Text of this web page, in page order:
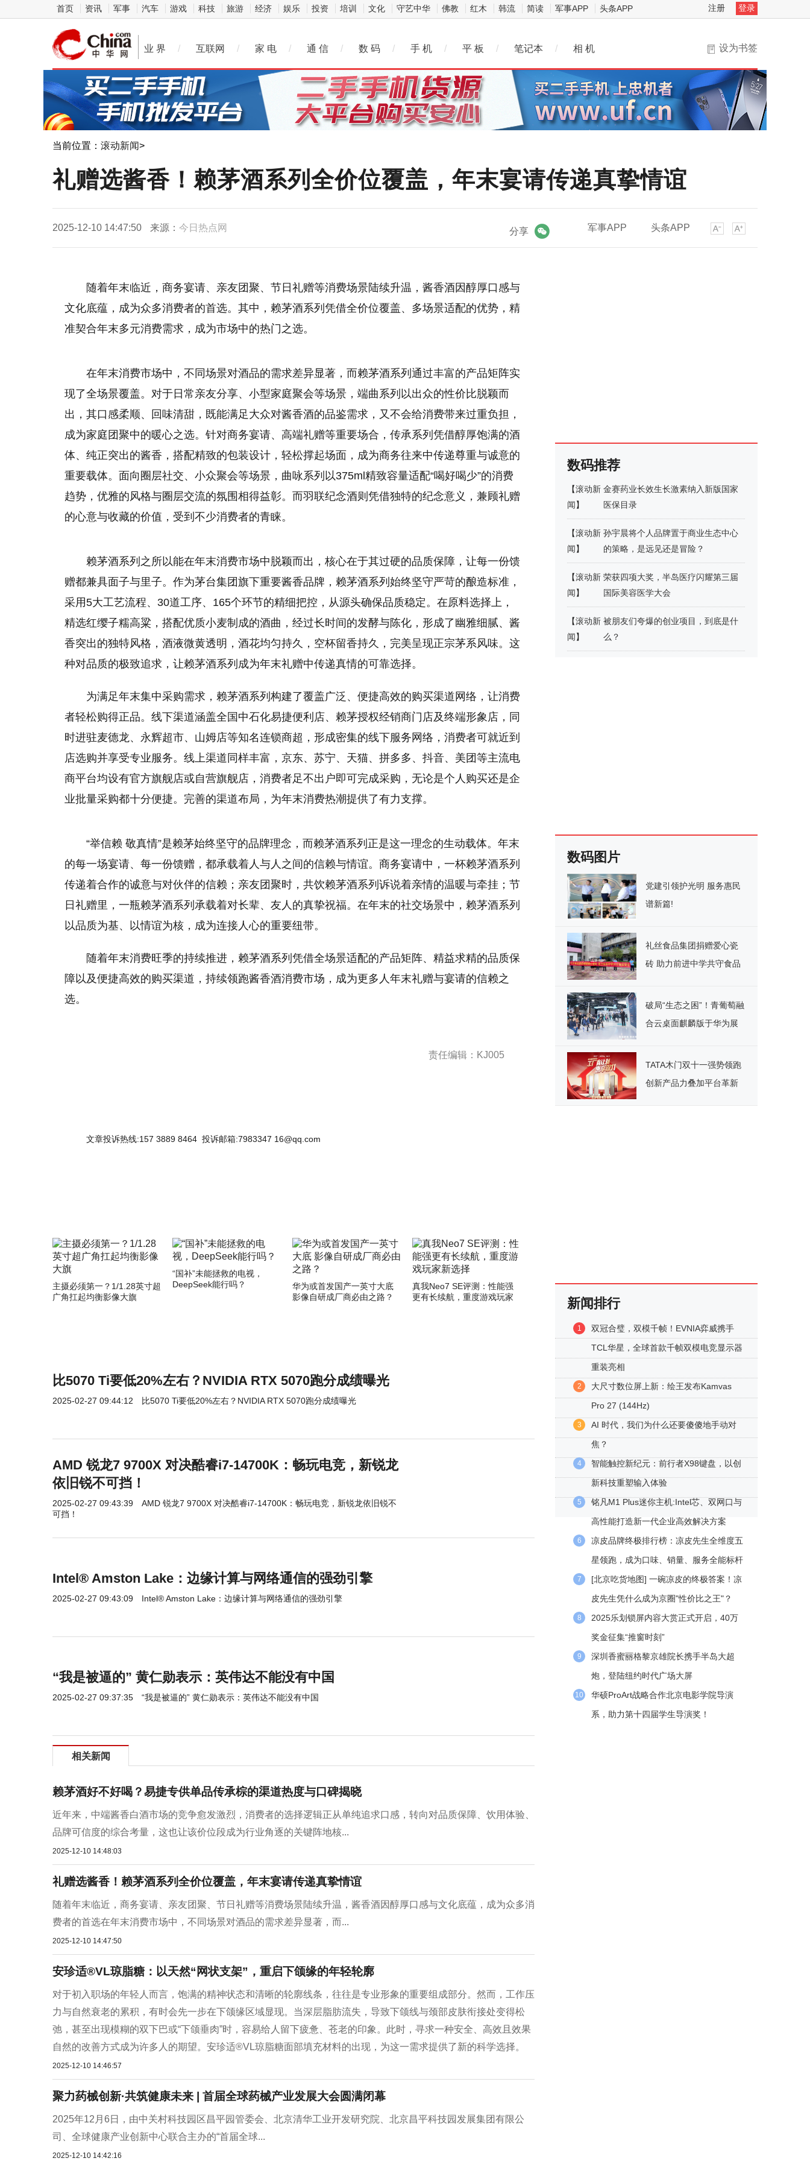
首页 资讯 军事 汽车 游戏 科技 旅游 经济 娱乐 投资 培训 文化 守艺中华 佛教 红木 韩流 简读 军事APP 头条APP 注册 登录
设为书签
业 界 / 互联网 / 家 电 / 通 信 / 数 码 / 手 机 / 平 板 / 笔记本 / 相 机
当前位置： 滚动新闻>
礼赠选酱香！赖茅酒系列全价位覆盖，年末宴请传递真挚情谊
2025-12-10 14:47:50 来源： 今日热点网 军事APP 头条APP
分享
随着年末临近，商务宴请、亲友团聚、节日礼赠等消费场景陆续升温，酱香酒因醇厚口感与
文化底蕴，成为众多消费者的首选。其中，赖茅酒系列凭借全价位覆盖、多场景适配的优势，精
准契合年末多元消费需求，成为市场中的热门之选。
在年末消费市场中，不同场景对酒品的需求差异显著，而赖茅酒系列通过丰富的产品矩阵实
现了全场景覆盖。对于日常亲友分享、小型家庭聚会等场景，端曲系列以出众的性价比脱颖而
出，其口感柔顺、回味清甜，既能满足大众对酱香酒的品鉴需求，又不会给消费带来过重负担，
成为家庭团聚中的暖心之选。针对商务宴请、高端礼赠等重要场合，传承系列凭借醇厚饱满的酒
体、纯正突出的酱香，搭配精致的包装设计，轻松撑起场面，成为商务往来中传递尊重与诚意的
重要载体。面向圈层社交、小众聚会等场景，曲咏系列以375ml精致容量适配“喝好喝少”的消费
趋势，优雅的风格与圈层交流的氛围相得益彰。而羽联纪念酒则凭借独特的纪念意义，兼顾礼赠
的心意与收藏的价值，受到不少消费者的青睐。
赖茅酒系列之所以能在年末消费市场中脱颖而出，核心在于其过硬的品质保障，让每一份馈
赠都兼具面子与里子。作为茅台集团旗下重要酱香品牌，赖茅酒系列始终坚守严苛的酿造标准，
采用5大工艺流程、30道工序、165个环节的精细把控，从源头确保品质稳定。在原料选择上，
精选红缨子糯高粱，搭配优质小麦制成的酒曲，经过长时间的发酵与陈化，形成了幽雅细腻、酱
香突出的独特风格，酒液微黄透明，酒花均匀持久，空杯留香持久，完美呈现正宗茅系风味。这
种对品质的极致追求，让赖茅酒系列成为年末礼赠中传递真情的可靠选择。
为满足年末集中采购需求，赖茅酒系列构建了覆盖广泛、便捷高效的购买渠道网络，让消费
者轻松购得正品。线下渠道涵盖全国中石化易捷便利店、赖茅授权经销商门店及终端形象店，同
时进驻麦德龙、永辉超市、山姆店等知名连锁商超，形成密集的线下服务网络，消费者可就近到
店选购并享受专业服务。线上渠道同样丰富，京东、苏宁、天猫、拼多多、抖音、美团等主流电
商平台均设有官方旗舰店或自营旗舰店，消费者足不出户即可完成采购，无论是个人购买还是企
业批量采购都十分便捷。完善的渠道布局，为年末消费热潮提供了有力支撑。
“举信赖 敬真情”是赖茅始终坚守的品牌理念，而赖茅酒系列正是这一理念的生动载体。年末
的每一场宴请、每一份馈赠，都承载着人与人之间的信赖与情谊。商务宴请中，一杯赖茅酒系列
传递着合作的诚意与对伙伴的信赖；亲友团聚时，共饮赖茅酒系列诉说着亲情的温暖与牵挂；节
日礼赠里，一瓶赖茅酒系列承载着对长辈、友人的真挚祝福。在年末的社交场景中，赖茅酒系列
以品质为基、以情谊为核，成为连接人心的重要纽带。
随着年末消费旺季的持续推进，赖茅酒系列凭借全场景适配的产品矩阵、精益求精的品质保
障以及便捷高效的购买渠道，持续领跑酱香酒消费市场，成为更多人年末礼赠与宴请的信赖之
选。
责任编辑：KJ005
文章投诉热线:157 3889 8464 投诉邮箱:7983347 16@qq.com
主摄必须第一？1/1.28英寸超
广角扛起均衡影像大旗
“国补”未能拯救的电视，
DeepSeek能行吗？
华为或首发国产一英寸大底
影像自研成厂商必由之路？
真我Neo7 SE评测：性能强
更有长续航，重度游戏玩家
比5070 Ti要低20%左右？NVIDIA RTX 5070跑分成绩曝光
2025-02-27 09:44:12 比5070 Ti要低20%左右？NVIDIA RTX 5070跑分成绩曝光
AMD 锐龙7 9700X 对决酷睿i7-14700K：畅玩电竞，新锐龙
依旧锐不可挡！
2025-02-27 09:43:39
AMD 锐龙7 9700X 对决酷睿i7-14700K：畅玩电竞，新锐龙依旧锐不
可挡！
Intel® Amston Lake：边缘计算与网络通信的强劲引擎
2025-02-27 09:43:09 Intel® Amston Lake：边缘计算与网络通信的强劲引擎
“我是被逼的” 黄仁勋表示：英伟达不能没有中国
2025-02-27 09:37:35 “我是被逼的” 黄仁勋表示：英伟达不能没有中国
相关新闻
赖茅酒好不好喝？易捷专供单品传承棕的渠道热度与口碑揭晓
近年来，中端酱香白酒市场的竞争愈发激烈，消费者的选择逻辑正从单纯追求口感，转向对品质保障、饮用体验、
品牌可信度的综合考量，这也让该价位段成为行业角逐的关键阵地核...
2025-12-10 14:48:03
礼赠选酱香！赖茅酒系列全价位覆盖，年末宴请传递真挚情谊
随着年末临近，商务宴请、亲友团聚、节日礼赠等消费场景陆续升温，酱香酒因醇厚口感与文化底蕴，成为众多消
费者的首选在年末消费市场中，不同场景对酒品的需求差异显著，而...
2025-12-10 14:47:50
安珍适®VL琼脂糖：以天然“网状支架”，重启下颌缘的年轻轮廓
对于初入职场的年轻人而言，饱满的精神状态和清晰的轮廓线条，往往是专业形象的重要组成部分。然而，工作压
力与自然衰老的累积，有时会先一步在下颌缘区域显现。当深层脂肪流失，导致下颌线与颈部皮肤衔接处变得松
弛，甚至出现模糊的双下巴或“下颌垂肉”时，容易给人留下疲惫、苍老的印象。此时，寻求一种安全、高效且效果
自然的改善方式成为许多人的期望。安珍适®VL琼脂糖面部填充材料的出现，为这一需求提供了新的科学选择。
2025-12-10 14:46:57
聚力药械创新·共筑健康未来 | 首届全球药械产业发展大会圆满闭幕
2025年12月6日，由中关村科技园区昌平园管委会、北京清华工业开发研究院、北京昌平科技园发展集团有限公
司、全球健康产业创新中心联合主办的“首届全球...
2025-12-10 14:42:16
数码推荐
【滚动新
闻】
金赛药业长效生长激素纳入新版国家
医保目录
【滚动新
闻】
孙宇晨将个人品牌置于商业生态中心
的策略，是远见还是冒险？
【滚动新
闻】
荣获四项大奖，半岛医疗闪耀第三届
国际美容医学大会
【滚动新
闻】
被朋友们夸爆的创业项目，到底是什
么？
数码图片
党建引领护光明 服务惠民
谱新篇!
礼丝食品集团捐赠爱心瓷
砖 助力前进中学共守食品
破局“生态之困”！青葡萄融
合云桌面麒麟版于华为展
办公新纪元
TATA木门双十一强势领跑
创新产品力叠加平台革新
新闻排行
1
双冠合璧，双模千帧！EVNIA弈威携手
TCL华星，全球首款千帧双模电竞显示器
重装亮相
2
大尺寸数位屏上新：绘王发布Kamvas
Pro 27 (144Hz)
3
AI 时代，我们为什么还要傻傻地手动对
焦？
4
智能触控新纪元：前行者X98键盘，以创
新科技重塑输入体验
5
铭凡M1 Plus迷你主机:Intel芯、双网口与
高性能打造新一代企业高效解决方案
6
凉皮品牌终极排行榜：凉皮先生全维度五
星领跑，成为口味、销量、服务全能标杆
7
[北京吃货地图] 一碗凉皮的终极答案！凉
皮先生凭什么成为京圈"性价比之王"？
8
2025乐划锁屏内容大赏正式开启，40万
奖金征集“推窗时刻”
9
深圳香蜜丽格黎京雄院长携手半岛大超
炮，登陆纽约时代广场大屏
10
华硕ProArt战略合作北京电影学院导演
系，助力第十四届学生导演奖！